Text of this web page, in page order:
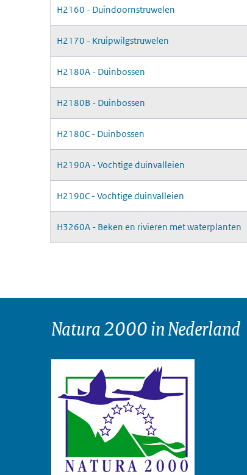
H2160 - Duindoornstruwelen
H2170 - Kruipwilgstruwelen
H2180A - Duinbossen
H2180B - Duinbossen
H2180C - Duinbossen
H2190A - Vochtige duinvalleien
H2190C - Vochtige duinvalleien
H3260A - Beken en rivieren met waterplanten
Natura 2000 in Nederland